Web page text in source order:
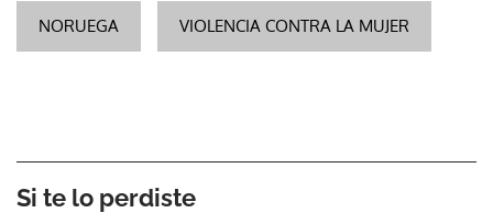
NORUEGA VIOLENCIA CONTRA LA MUJER
Si te lo perdiste